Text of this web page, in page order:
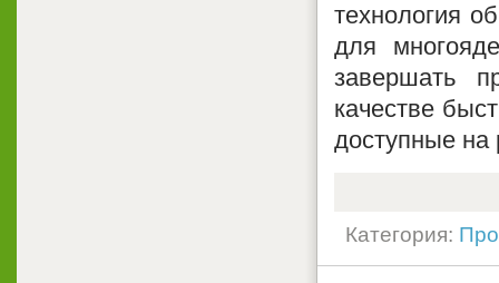
технология
для
завершать
качестве
доступные на
Категория: